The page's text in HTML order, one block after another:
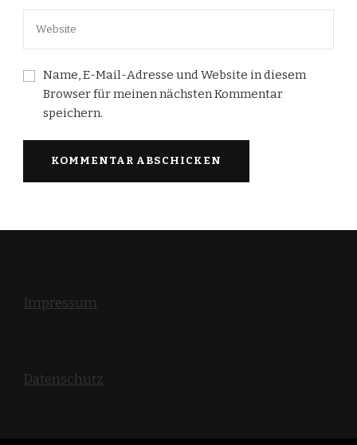
Name, E-Mail-Adresse und Website in diesem
Browser für meinen nächsten Kommentar
speichern.
Impressum
Datenschutz